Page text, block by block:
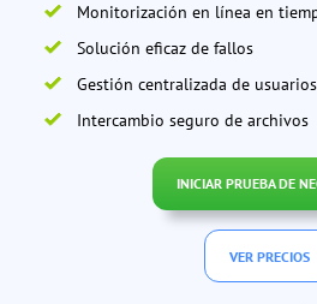
Monitorización en línea en
Solución eficaz de fallos
Gestión centralizada de
Intercambio seguro de archivos
INICIAR PRUEBA DE
VER PRECIOS